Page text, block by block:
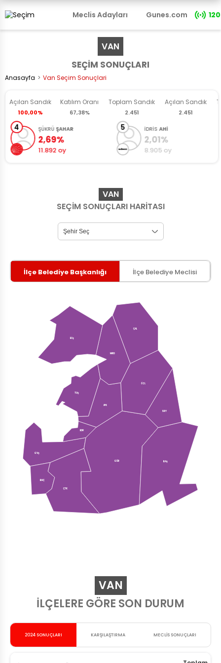
Meclis Adayları Gunes.com 120
VAN
SEÇİM SONUÇLARI
Anasayfa Van Seçim Sonuçlari
Açılan Sandık
100,00%
Katılım Oranı
67,38%
Toplam Sandık
2.451
Açılan Sandık
2.451
4 ŞÜKRÜŞAHAR
2,69%
11.892 oy
5 İDRİSAHİ
2,01%
8.905 oy
VAN
SEÇİM SONUÇLARI HARİTASI
İlçe Belediye Başkanlığı İlçe Belediye Meclisi
GVŞ
BHÇ
ÇTK
GÜR BAŞ
SRY
ÖZL
İPK
TUŞ
EDR
ÇAL
MRD
ECŞ
VAN
İLÇELERE GÖRE SON DURUM
2024 SONUÇLARI KARŞILAŞTIRMA MECLİS SONUÇLARI